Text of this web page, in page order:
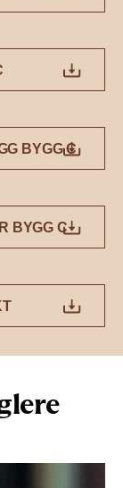
BYGG C
BYGG C